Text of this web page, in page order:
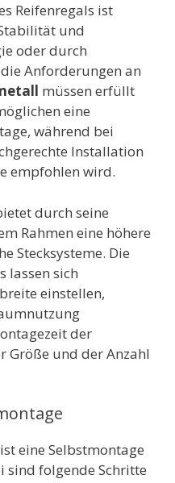
Reifenregals ist
und
oder durch
Anforderungen an
müssen erfüllt
eine
während bei
Installation
empfohlen wird.
durch seine
Rahmen eine höhere
Stecksysteme. Die
lassen sich
einstellen,
der
Größe und der Anzahl
eine Selbstmontage
sind folgende Schritte